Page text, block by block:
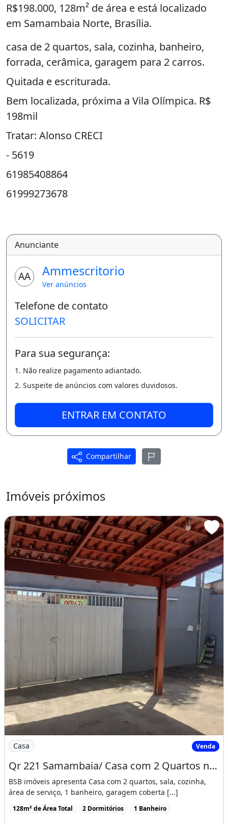
R$198.000, 128m² de área e está localizado
em Samambaia Norte, Brasília.
casa de 2 quartos, sala, cozinha, banheiro,
forrada, cerâmica, garagem para 2 carros.
Quitada e escriturada.
Bem localizada, próxima a Vila Olímpica. R$
198mil
Tratar: Alonso CRECI
- 5619
61985408864
61999273678
Anunciante
AA Ammescritorio
Ver anúncios
Telefone de contato
SOLICITAR
Para sua segurança:
1. Não realize pagamento adiantado.
2. Suspeite de anúncios com valores duvidosos.
ENTRAR EM CONTATO
Compartilhar
Imóveis próximos
Imagem: Qr 221 Samambaia/ Casa com 2 Quartos na
Casa Venda
Qr 221 Samambaia/ Casa com 2 Quartos na Laje / Aceita Financiamento Bancário
BSB imóveis apresenta Casa com 2 quartos, sala, cozinha,
área de serviço, 1 banheiro, garagem coberta [...]
128m² de Área Total 2 Dormitórios 1 Banheiro